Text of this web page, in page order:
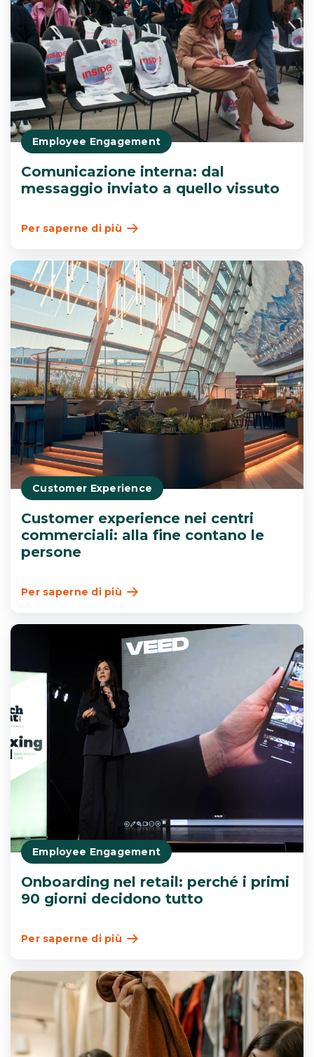
Employee Engagement
Comunicazione interna: dal
messaggio inviato a quello vissuto
Per saperne di più
Customer Experience
Customer experience nei centri
commerciali: alla fine contano le
persone
Per saperne di più
Employee Engagement
Onboarding nel retail: perché i primi
90 giorni decidono tutto
Per saperne di più